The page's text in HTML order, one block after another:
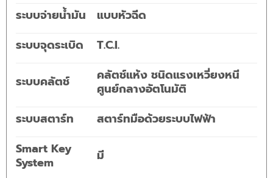
ระบบจ่ายน้ำมัน
แบบหัวฉีด
ระบบจุดระเบิด
T.C.I.
ระบบคลัตช์
คลัตช์แห้ง ชนิดแรงเหวี่ยงหนี
ศูนย์กลางอัตโนมัติ
ระบบสตาร์ท
สตาร์ทมือด้วยระบบไฟฟ้า
Smart Key
System
มี